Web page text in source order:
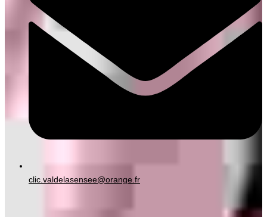
clic.valdelasensee@orange.fr